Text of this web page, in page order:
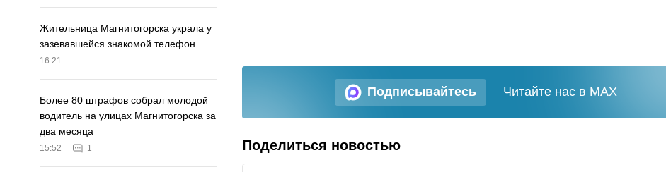
Жительница Магнитогорска украла у
зазевавшейся знакомой телефон
16:21
Более 80 штрафов собрал молодой
водитель на улицах Магнитогорска за
два месяца
15:52 1
Подписывайтесь Читайте нас в MAX
Поделиться новостью